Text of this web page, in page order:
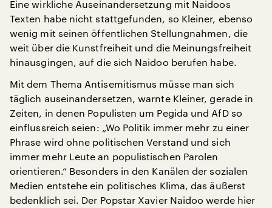
Eine wirkliche Auseinandersetzung mit Naidoos
Texten habe nicht stattgefunden, so Kleiner, ebenso
wenig mit seinen öffentlichen Stellungnahmen, die
weit über die Kunstfreiheit und die Meinungsfreiheit
hinausgingen, auf die sich Naidoo berufen habe.
Mit dem Thema Antisemitismus müsse man sich
täglich auseinandersetzen, warnte Kleiner, gerade in
Zeiten, in denen Populisten um Pegida und AfD so
einflussreich seien: „Wo Politik immer mehr zu einer
Phrase wird ohne politischen Verstand und sich
immer mehr Leute an populistischen Parolen
orientieren.“ Besonders in den Kanälen der sozialen
Medien entstehe ein politisches Klima, das äußerst
bedenklich sei. Der Popstar Xavier Naidoo werde hier